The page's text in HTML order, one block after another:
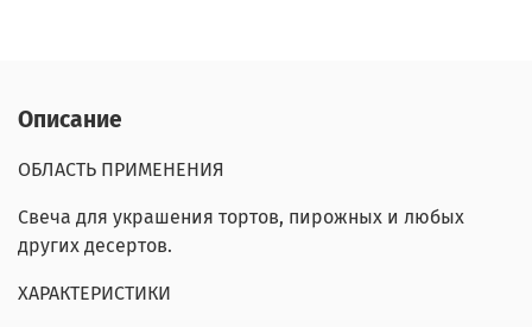
Описание
ОБЛАСТЬ ПРИМЕНЕНИЯ
Свеча для украшения тортов, пирожных и любых
других десертов.
ХАРАКТЕРИСТИКИ